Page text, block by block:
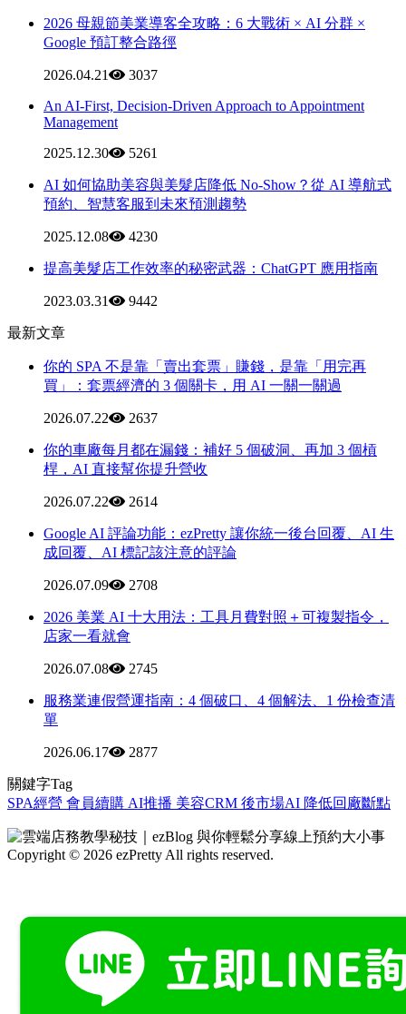
2026 母親節美業導客全攻略：6 大戰術 × AI 分群 ×
Google 預訂整合路徑
2026.04.21
3037
An AI-First, Decision-Driven Approach to Appointment
Management
2025.12.30
5261
AI 如何協助美容與美髮店降低 No-Show？從 AI 導航式
預約、智慧客服到未來預測趨勢
2025.12.08 4230
提高美髮店工作效率的秘密武器：ChatGPT 應用指南
2023.03.31 9442
最新文章
你的 SPA 不是靠「賣出套票」賺錢，是靠「用完再
買」：套票經濟的 3 個關卡，用 AI 一關一關過
2026.07.22 2637
你的車廠每月都在漏錢：補好 5 個破洞、再加 3 個槓
桿，AI 直接幫你提升營收
2026.07.22 2614
Google AI 評論功能：ezPretty 讓你統一後台回覆、AI 生
成回覆、AI 標記該注意的評論
2026.07.09 2708
2026 美業 AI 十大用法：工具月費對照＋可複製指令，
店家一看就會
2026.07.08 2745
服務業連假營運指南：4 個破口、4 個解法、1 份檢查清
單
2026.06.17 2877
關鍵字Tag
SPA經營 會員續購 AI推播 美容CRM 後市場AI 降低回廠斷點
Copyright © 2026 ezPretty All rights reserved.